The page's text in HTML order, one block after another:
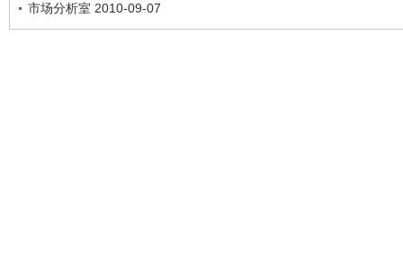
市场分析室 2010-09-07